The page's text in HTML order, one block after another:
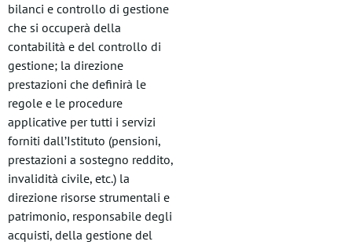
bilanci e controllo di gestione
che si occuperà della
contabilità e del controllo di
gestione; la direzione
prestazioni che definirà le
regole e le procedure
applicative per tutti i servizi
forniti dall’Istituto (pensioni,
prestazioni a sostegno reddito,
invalidità civile, etc.) la
direzione risorse strumentali e
patrimonio, responsabile degli
acquisti, della gestione del